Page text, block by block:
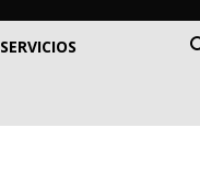
SERVICIOS